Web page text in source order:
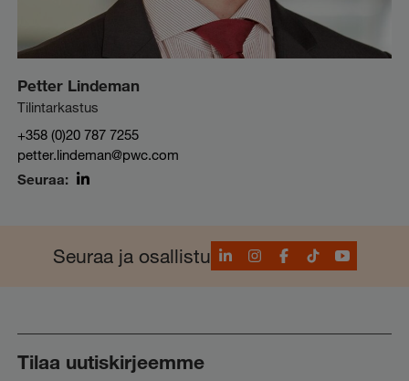
Petter Lindeman
Tilintarkastus
+358 (0)20 787 7255
petter.lindeman@pwc.com
Seuraa:
Seuraa ja osallistuLinkedInInstagram
Facebook
TikTokYouTube
Tilaa uutiskirjeemme